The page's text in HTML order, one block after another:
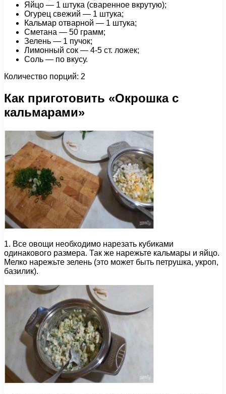
Яйцо — 1 штука (сваренное вкрутую);
Огурец свежий — 1 штука;
Кальмар отварной — 1 штука;
Сметана — 50 грамм;
Зелень — 1 пучок;
Лимонный сок — 4-5 ст. ложек;
Соль — по вкусу.
Количество порций: 2
Как приготовить «Окрошка с
кальмарами»
1. Все овощи необходимо нарезать кубиками
одинакового размера. Так же нарежьте кальмары и яйцо.
Мелко нарежьте зелень (это может быть петрушка, укроп,
базилик).